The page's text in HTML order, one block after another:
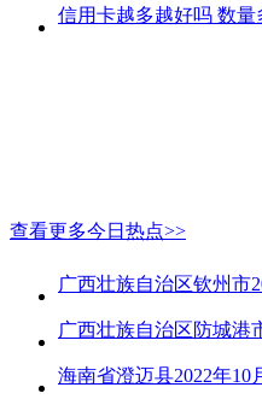
信用卡越多越好吗 数
查看更多今日热点>>
海南省澄迈县2022年10